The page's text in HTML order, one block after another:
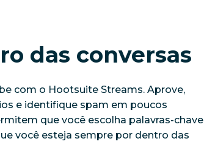
das conversas
com o Hootsuite Streams. Aprove,
e identifique spam em poucos
que você escolha palavras-chave
você esteja sempre por dentro das